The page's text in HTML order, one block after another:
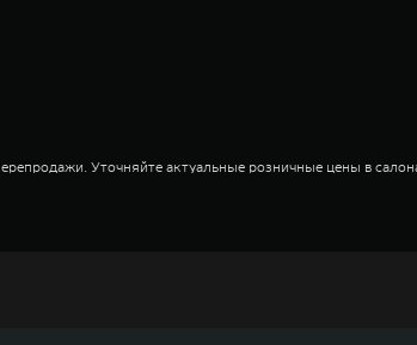
Уточняйте актуальные розничные цены в
Уточняйте актуальные розничные цены в